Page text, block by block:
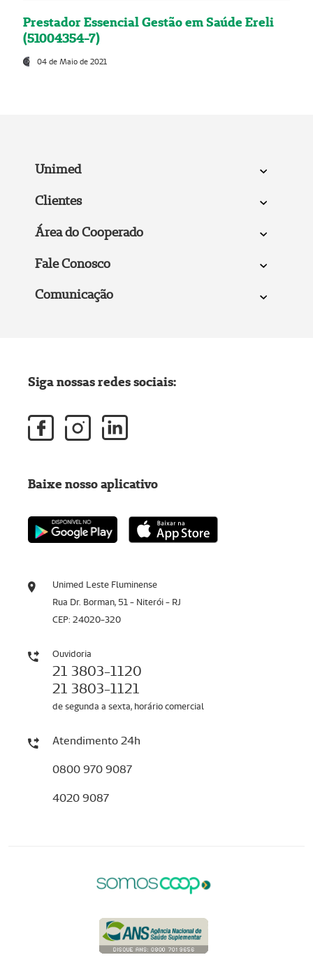
Prestador Essencial Gestão em Saúde Ereli
(51004354-7)
04 de Maio de 2021
Unimed
Clientes
Área do Cooperado
Fale Conosco
Comunicação
Unimed Leste Fluminense
Rua Dr. Borman, 51 - Niterói - RJ
CEP: 24020-320
Ouvidoria
21 3803-1120
21 3803-1121
de segunda a sexta, horário comercial
Atendimento 24h
0800 970 9087
4020 9087
Siga nossas redes sociais:
Baixe nosso aplicativo